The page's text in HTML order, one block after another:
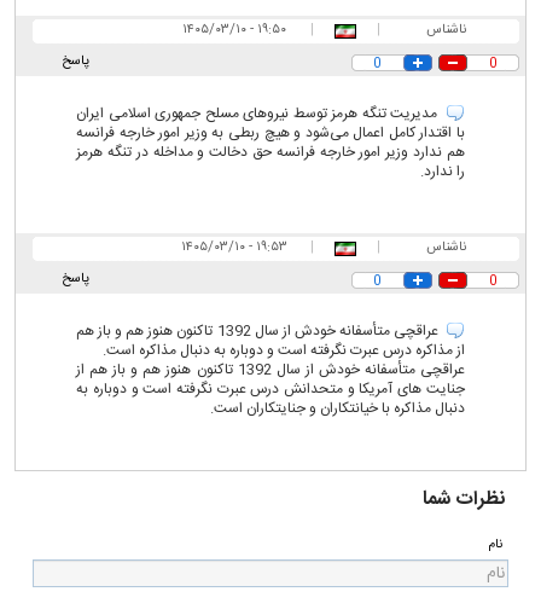
ناشناس |
|
۱۹:۵۰ - ۱۴۰۵/۰۳/۱۰
پاسخ
0
0
مدیریت تنگه هرمز توسط نیرو‌های مسلح جمهوری اسلامی ایران
با اقتدار کامل اعمال می‌شود و هیچ ربطی به وزیر امور خارجه فرانسه
هم ندارد وزیر امور خارجه فرانسه حق دخالت و مداخله در تنگه هرمز
را ندارد.
ناشناس |
|
۱۹:۵۳ - ۱۴۰۵/۰۳/۱۰
پاسخ
0
0
عراقچی متأسفانه خودش از سال 1392 تاکنون هنوز هم و باز هم
از مذاکره درس عبرت نگرفته است و دوباره به دنبال مذاکره است.
عراقچی متأسفانه خودش از سال 1392 تاکنون هنوز هم و باز هم از
جنایت های آمریکا و متحدانش درس عبرت نگرفته است و دوباره به
دنبال مذاکره با خیانتکاران و جنایتکاران است.
نظرات شما
نام